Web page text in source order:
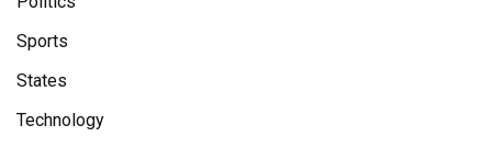
Sports
States
Technology